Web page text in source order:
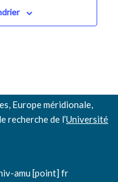
Europe méridionale,
recherche de l’Université
amu [point] fr